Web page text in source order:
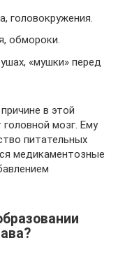
головокружения.
обмороки.
«мушки» перед
в этой
мозг. Ему
питательных
медикаментозные